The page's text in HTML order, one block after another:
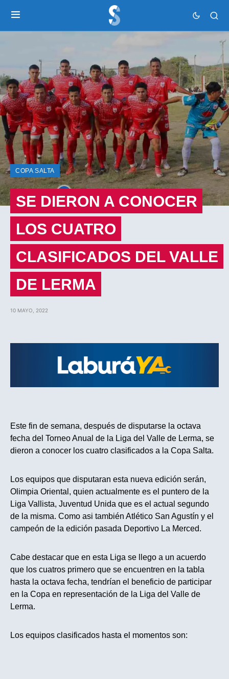
COPA SALTA
SE DIERON A CONOCER
LOS CUATRO
CLASIFICADOS DEL VALLE
DE LERMA
10 MAYO, 2022
Este fin de semana, después de disputarse la octava
fecha del Torneo Anual de la Liga del Valle de Lerma, se
dieron a conocer los cuatro clasificados a la Copa Salta.
Los equipos que disputaran esta nueva edición serán,
Olimpia Oriental, quien actualmente es el puntero de la
Liga Vallista, Juventud Unida que es el actual segundo
de la misma. Como asi también Atlético San Agustín y el
campeón de la edición pasada Deportivo La Merced.
Cabe destacar que en esta Liga se llego a un acuerdo
que los cuatros primero que se encuentren en la tabla
hasta la octava fecha, tendrían el beneficio de participar
en la Copa en representación de la Liga del Valle de
Lerma.
Los equipos clasificados hasta el momentos son: